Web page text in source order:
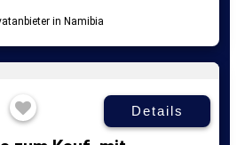
Details